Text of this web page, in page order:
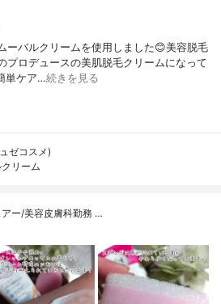
ーバルクリームを使用しました😊美容脱毛
プロデュースの美肌脱毛クリームになって
単ケア…続きを見る
ゼコスメ)
リーム
ー/美容皮膚科勤務 …